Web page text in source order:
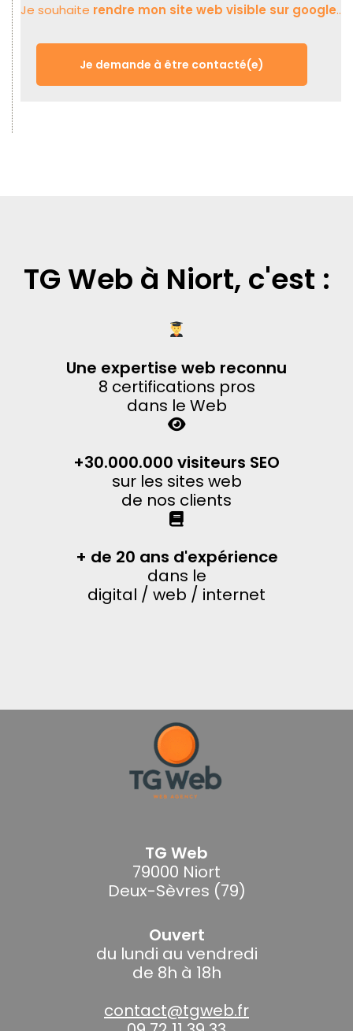
Je souhaite rendre mon site web visible sur google..
Je demande à être contacté(e)
TG Web à Niort, c'est :
Une expertise web reconnu
8 certifications pros
dans le Web
+30.000.000 visiteurs SEO
sur les sites web
de nos clients
+ de 20 ans d'expérience
dans le
digital / web / internet
TG Web
79000 Niort
Deux-Sèvres (79)
Ouvert
du lundi au vendredi
de 8h à 18h
contact@tgweb.fr